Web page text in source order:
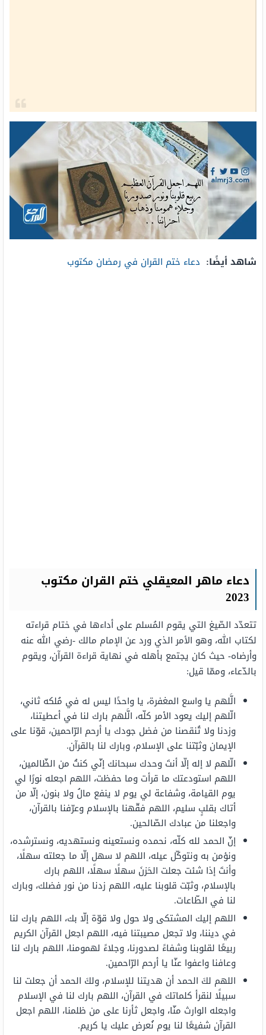
شاهد أيضًا: دعاء ختم القران في رمضان مكتوب
دعاء ماهر المعيقلي ختم القران مكتوب
2023
تتعدّد الصّيغ التي يقوم المُسلم على أداءها في ختام قراءته
لكتاب الله، وهو الأمر الذي ورد عن الإمام مالك -رضي الله عنه
وأرضاه- حيث كان يجتمع بأهله في نهاية قراءة القرآن، ويقوم
بالدّعاء، وممّا قيل:
الَّلهم يا واسع المغفرة، يا واحدًا ليس له في مُلكه ثاني،
الّلهم إليك يعود الأمر كلّه، الَّلهم بارك لنا في أعطيتنا،
وزدنا ولا تُنقصنا من فضل جودك يا أرحم الرّاحمين، قوّنا على
الإيمان وثبّتنا على الإسلام، وبارك لنا بالقرآن.
الّلهم لا إله إلّا أنتَ وحدك سبحانك إنّي كنتُ من الظّالمين،
اللهم استودعتك ما قرأت وما حفظت، اللهم اجعله نورًا لي
يوم القيامة، وشفاعة لي يوم لا ينفع مالُ ولا بنون، إلّا من
أتاك بقلبٍ سليم، اللهم فقّهنا بالإسلام وعرّفنا بالقرآن،
واجعلنا من عبادك الصّالحين.
إنّ الحمد لله كلّه، نحمده ونستعينه ونستهديه، ونسترشده،
ونؤمن به ونتوكّل عيله، اللهم لا سهل إلّا ما جعلته سهلًا،
وأنتَ إذا شئت جعلت الحَزنَ سهلًا سهلًا، اللهم بارك
بالإسلام، وثبّت قلوبنا عليه، اللهم زدنا من نور فضلك، وبارك
لنا في الطّاعات.
اللهم إليك المشتكى ولا حول ولا قوّة إلّا بك، اللهم بارك لنا
في ديننا، ولا تجعل مصيبتنا فيه، اللهم اجعل القرآن الكريم
ربيعًا لقلوبنا وشفاءً لصدورنا، وجلاءً لهمومنا، اللهم بارك لنا
وعافنا واعفوا عنّا يا أرحم الرّاحمين.
اللهم لكَ الحمد أن هديتنا للإسلام، ولكَ الحمد أن جعلت لنا
سبيلًا لنقرأ كلماتك في القرآن، اللهم بارك لنا في الإسلام
واجعله الوارث منّا، واجعل ثأرنا على من ظلمنا، اللهم اجعل
القرآن شفيعًا لنا يوم نُعرض عليك يا كريم.